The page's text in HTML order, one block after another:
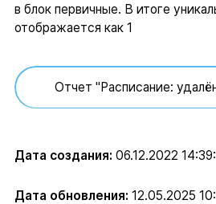
в блок первичные. В итоге
отображается как 1
Отчет "Расписание:
Дата создания: 06.12.2022
Дата обновления: 12.05.2025